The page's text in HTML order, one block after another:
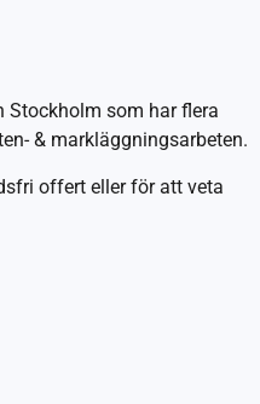
Stockholm som har flera
& markläggningsarbeten.
offert eller för att veta